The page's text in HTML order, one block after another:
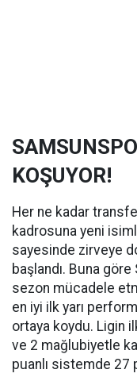
KOŞUYOR!
Her ne kadar
kadrosuna yeni
sayesinde zirveye
başlandı. Buna
sezon mücadele
en iyi ilk yarı
ortaya koydu. Ligin
ve 2 mağlubiyetle
puanlı sistemde 27